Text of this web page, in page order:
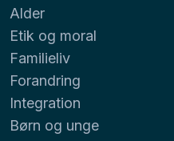
Alder
Etik og moral
Familieliv
Forandring
Integration
Børn og unge